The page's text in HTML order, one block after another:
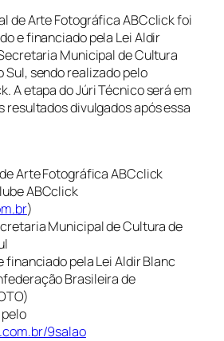
de Arte Fotográfica ABCclick foi
e financiado pela Lei Aldir
Municipal de Cultura
Sul, sendo realizado pelo
A etapa do Júri Técnico será em
resultados divulgados após essa
Arte Fotográfica ABCclick
ABCclick
)
Municipal de Cultura de
financiado pela Lei Aldir Blanc
Brasileira de
9salao